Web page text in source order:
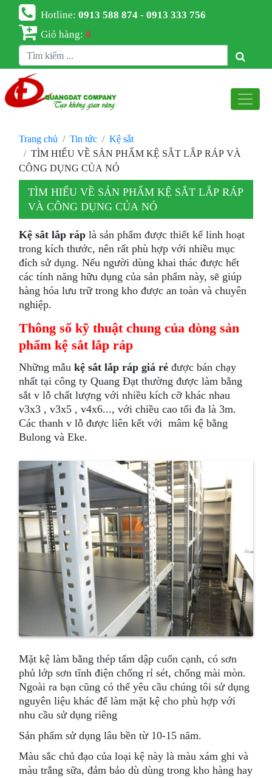
Hotline:0913 588 874 - 0913 333 756
Giỏ hàng:0
Trang chủ Tin tức
Kệ sắt
TÌM HIỂU VỀ SẢN PHẨM KỆ SẮT LẮP RÁP VÀ
CÔNG DỤNG CỦA NÓ
TÌM HIỂU VỀ SẢN PHẨM KỆ SẮT LẮP RÁP
VÀ CÔNG DỤNG CỦA NÓ
Kệ sắt lắp ráp là sản phẩm được thiết kế linh hoạt
trong kích thước, nên rất phù hợp với nhiều mục
đích sử dụng. Nếu người dùng khai thác được hết
các tính năng hữu dụng của sản phẩm này, sẽ giúp
hàng hóa lưu trữ trong kho được an toàn và chuyên
nghiệp.
Thông số kỹ thuật chung của dòng sản
phẩm kệ sắt lắp ráp
Những mẫukệ sắt lắp ráp giá rẻđược bán chạy
nhất tại công ty Quang Đạt thường được làm bằng
sắt v lỗ chất lượng với nhiều kích cỡ khác nhau
v3x3 , v3x5 , v4x6..., với chiều cao tối đa là 3m.
Các thanh v lỗ được liên kết với mâm kệ bằng
Bulong và Eke.
Mặt kệ làm bằng thép tấm dập cuốn cạnh, có sơn
phủ lớp sơn tĩnh điện chống rỉ sét, chống mài mòn.
Ngoài ra bạn cũng có thể yêu cầu chúng tôi sử dụng
nguyên liệu khác để làm mặt kệ cho phù hợp với
nhu cầu sử dụng riêng
Sản phẩm sử dụng lâu bền từ 10-15 năm.
Màu sắc chủ đạo của loại kệ này là màu xám ghi và
màu trắng sữa, đảm bảo dù dùng trong kho hàng hay